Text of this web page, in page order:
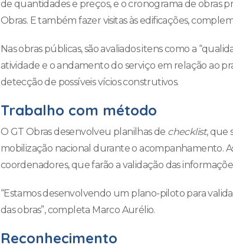
de quantidades e preços, e o cronograma de obras
Obras. E também fazer visitas às edificações,
Nas obras públicas, são avaliados itens como a
atividade e o andamento do serviço em relação ao
detecção de possíveis vícios construtivos.
Trabalho com método
O GT Obras desenvolveu planilhas de checklist, que
mobilização nacional durante o acompanhamento.
coordenadores, que farão a validação das
“Estamos desenvolvendo um plano-piloto para
das obras”, completa Marco Aurélio.
Reconhecimento